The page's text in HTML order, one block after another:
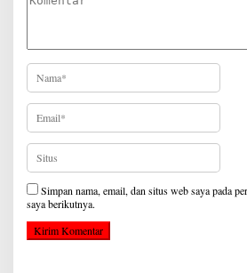
Simpan nama, email, dan situs web saya pada
saya berikutnya.